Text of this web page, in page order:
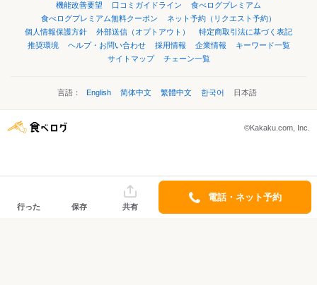
機能改善要望
口コミガイドライン
食べログプレミアム
食べログプレミアム無料クーポン
ネット予約（リクエスト予約）
個人情報保護方針
外部送信（オプトアウト）
特定商取引法に基づく表記
推奨環境
ヘルプ・お問い合わせ 採用情報 企業情報
キーワード一覧
サイトマップ
チェーン一覧
言語： English 简体中文 繁體中文 한국어 日本語
©Kakaku.com, Inc.
行った 保存 共有
電話・ネット予約